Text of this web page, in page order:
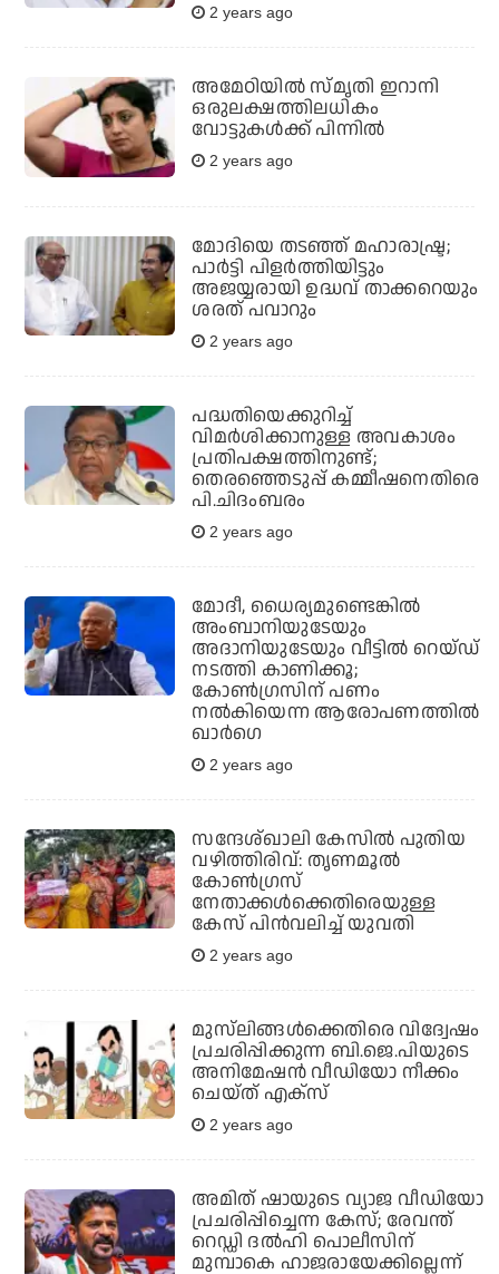
2 years ago
അമേഠിയിൽ സ്‌മൃതി ഇറാനി
ഒരുലക്ഷത്തിലധികം
വോട്ടുകൾക്ക് പിന്നിൽ
2 years ago
മോദിയെ തടഞ്ഞ് മഹാരാഷ്ട്ര;
പാർട്ടി പിളർത്തിയിട്ടും
അജയ്യരായി ഉദ്ധവ് താക്കറെയും
ശരത് പവാറും
2 years ago
പദ്ധതിയെക്കുറിച്ച്
വിമർശിക്കാനുള്ള അവകാശം
പ്രതിപക്ഷത്തിനുണ്ട്;
തെരഞ്ഞെടുപ്പ് കമ്മീഷനെതിരെ
പി.ചിദംബരം
2 years ago
മോദീ, ധൈര്യമുണ്ടെങ്കില്‍
അംബാനിയുടേയും
അദാനിയുടേയും വീട്ടില്‍ റെയ്ഡ്
നടത്തി കാണിക്കൂ;
കോണ്‍ഗ്രസിന് പണം
നല്‍കിയെന്ന ആരോപണത്തില്‍
ഖാര്‍ഗെ
2 years ago
സന്ദേശ്ഖാലി കേസിൽ പുതിയ
വഴിത്തിരിവ്: തൃണമൂൽ
കോൺഗ്രസ്
നേതാക്കൾക്കെതിരെയുള്ള
കേസ് പിൻവലിച്ച് യുവതി
2 years ago
മുസ്‌ലിങ്ങള്‍ക്കെതിരെ വിദ്വേഷം
പ്രചരിപ്പിക്കുന്ന ബി.ജെ.പിയുടെ
അനിമേഷന്‍ വീഡിയോ നീക്കം
ചെയ്ത് എക്‌സ്
2 years ago
അമിത് ഷായുടെ വ്യാജ വീഡിയോ
പ്രചരിപ്പിച്ചെന്ന കേസ്; രേവന്ത്
റെഡ്ഡി ദല്‍ഹി പൊലീസിന്
മുമ്പാകെ ഹാജരായേക്കില്ലെന്ന്